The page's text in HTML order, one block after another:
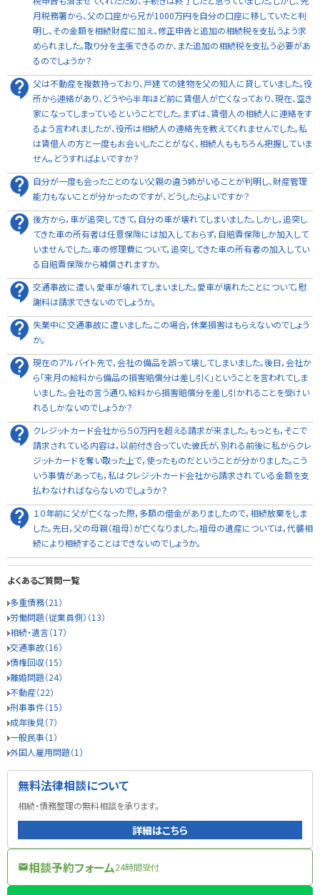
月税務署から、父の口座から兄が1000万円を自分の口座に移していたと判
明し、その金額を相続財産に加え、修正申告と追加の相続税を支払うよう求
められました。取り分を主張できるのか、また追加の相続税を支払う必要があ
るのでしょうか？
父は不動産を複数持っており、戸建ての建物を父の知人に貸していました。役
所から連絡があり、どうやら半年ほど前に賃借人が亡くなっており、現在、空き
家になってしまっているということでした。まずは、賃借人の相続人に連絡をす
るよう言われましたが、役所は相続人の連絡先を教えてくれませんでした。私
は賃借人の方と一度もお会いしたことがなく、相続人ももちろん把握していま
せん。どうすればよいですか？
自分が一度も会ったことのない父親の違う姉がいることが判明し、財産管理
能力もないことが分かったのですが、どうしたらよいですか？
後方から，車が追突してきて，自分の車が壊れてしまいました。しかし，追突し
てきた車の所有者は任意保険には加入しておらず，自賠責保険しか加入して
いませんでした。車の修理費について，追突してきた車の所有者の加入してい
る自賠責保険から補償されますか。
交通事故に遭い，愛車が壊れてしまいました。愛車が壊れたことについて，慰
謝料は請求できないのでしょうか。
失業中に交通事故に遭いました。この場合，休業損害はもらえないのでしょう
か。
現在のアルバイト先で，会社の備品を誤って壊してしまいました。後日，会社か
ら「来月の給料から備品の損害賠償分は差し引く」ということを言われてしま
いました。会社の言う通り，給料から損害賠償分を差し引かれることを受けい
れるしかないのでしょうか？
クレジットカード会社から５０万円を超える請求が来ました。もっとも，そこで
請求されている内容は，以前付き合っていた彼氏が，別れる前後に私からクレ
ジットカードを奪い取った上で，使ったものだということが分かりました。こう
いう事情があっても，私はクレジットカード会社から請求されている金額を支
払わなければならないのでしょうか？
１０年前に父が亡くなった際，多額の借金がありましたので，相続放棄をしま
した。先日，父の母親（祖母）が亡くなりました。祖母の遺産については，代襲相
続により相続することはできないのでしょうか。
よくあるご質問一覧
多重債務（21）
労働問題（従業員側）（13）
相続・遺言（17）
交通事故（16）
債権回収（15）
離婚問題（24）
不動産（22）
刑事事件（15）
成年後見（7）
一般民事（1）
外国人雇用問題（1）
無料法律相談について
相続・債務整理の無料相談を承ります。
詳細はこちら
mail相談予約フォーム24時間受付